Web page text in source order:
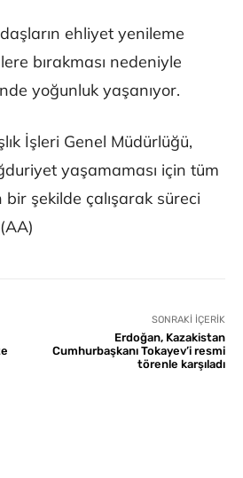
ehliyet yenileme
bırakması nedeniyle
yoğunluk yaşanıyor.
İşleri Genel Müdürlüğü,
yaşamaması için tüm
şekilde çalışarak süreci
SONRAKI İÇERIK
Erdoğan, Kazakistan
Cumhurbaşkanı Tokayev’i resmi
törenle karşıladı